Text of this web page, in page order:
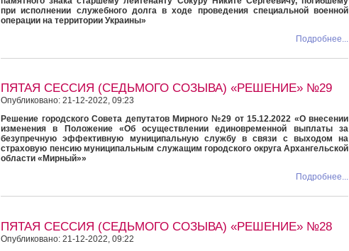
при исполнении служебного долга в ходе проведения специальной военной
операции на территории Украины»
Подробнее...
ПЯТАЯ СЕССИЯ (СЕДЬМОГО СОЗЫВА) «РЕШЕНИЕ» №29
Опубликовано: 21-12-2022, 09:23
Решение городского Совета депутатов Мирного №29 от 15.12.2022 «О внесении
изменения в Положение «Об осуществлении единовременной выплаты за
безупречную эффективную муниципальную службу в связи с выходом на
страховую пенсию муниципальным служащим городского округа Архангельской
области «Мирный»»
Подробнее...
ПЯТАЯ СЕССИЯ (СЕДЬМОГО СОЗЫВА) «РЕШЕНИЕ» №28
Опубликовано: 21-12-2022, 09:22